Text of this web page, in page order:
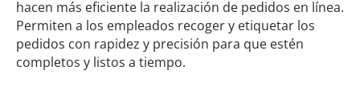
hacen más eficiente la realización de pedidos en línea.
Permiten a los empleados recoger y etiquetar los
pedidos con rapidez y precisión para que estén
completos y listos a tiempo.